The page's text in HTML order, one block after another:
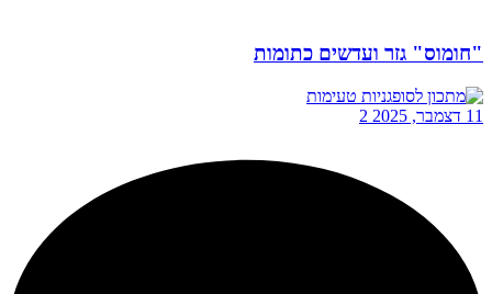
"חומוס" גזר ועדשים כתומות
11 דצמבר, 2025 2